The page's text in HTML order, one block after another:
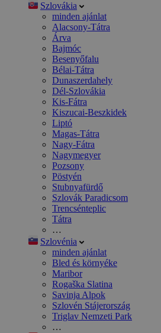
Szlovákia
minden ajánlat
Alacsony-Tátra
Árva
Bajmóc
Besenyőfalu
Bélai-Tátra
Dunaszerdahely
Dél-Szlovákia
Kis-Fátra
Kiszucai-Beszkidek
Liptó
Magas-Tátra
Nagy-Fátra
Nagymegyer
Pozsony
Pöstyén
Stubnyafürdő
Szlovák Paradicsom
Trencsénteplic
Tátra
…
Szlovénia
minden ajánlat
Bled és környéke
Maribor
Rogaška Slatina
Savinja Alpok
Szlovén Stájerország
Triglav Nemzeti Park
…